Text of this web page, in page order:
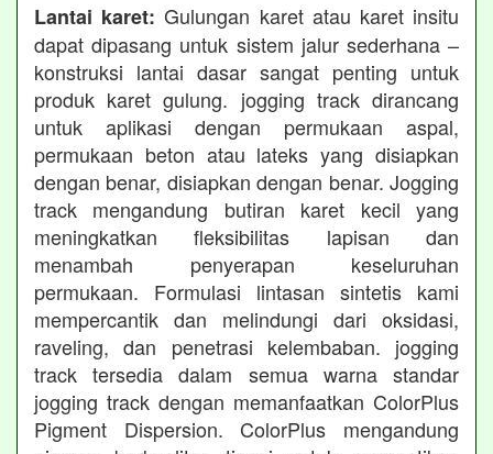
Lantai karet: Gulungan karet atau karet insitu
dapat dipasang untuk sistem jalur sederhana –
konstruksi lantai dasar sangat penting untuk
produk karet gulung. jogging track dirancang
untuk aplikasi dengan permukaan aspal,
permukaan beton atau lateks yang disiapkan
dengan benar, disiapkan dengan benar. Jogging
track mengandung butiran karet kecil yang
meningkatkan fleksibilitas lapisan dan
menambah penyerapan keseluruhan
permukaan. Formulasi lintasan sintetis kami
mempercantik dan melindungi dari oksidasi,
raveling, dan penetrasi kelembaban. jogging
track tersedia dalam semua warna standar
jogging track dengan memanfaatkan ColorPlus
Pigment Dispersion. ColorPlus mengandung